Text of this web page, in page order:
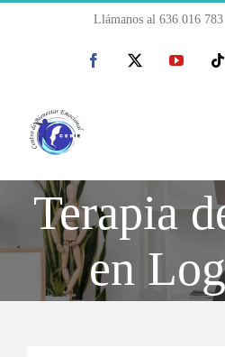
Llámanos al 636 016 783
Facebook
Terapia
en